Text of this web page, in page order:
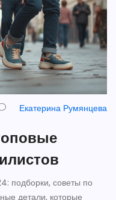
Екатерина Румянцева
подборки, советы по
детали, которые